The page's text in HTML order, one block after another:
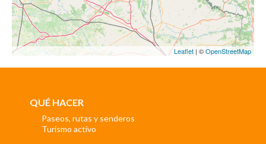
Leaflet| ©OpenStreetMap
QUÉ HACER
Paseos, rutas y senderos
Turismo activo